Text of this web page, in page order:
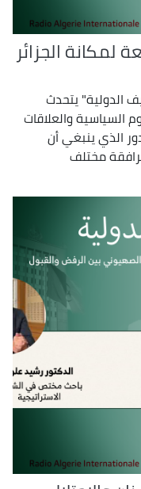
لمكانة الجزائر
الدولية" يتحدث
السياسية والعلاقات
الذي ينبغي أن
مختلف